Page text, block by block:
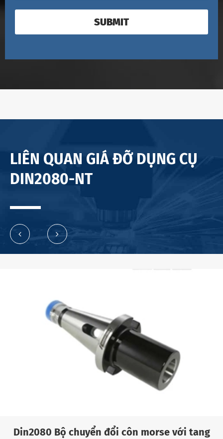
SUBMIT
LIÊN QUAN GIÁ ĐỠ DỤNG CỤ
DIN2080-NT
Din2080 Bộ chuyển đổi côn morse với tang